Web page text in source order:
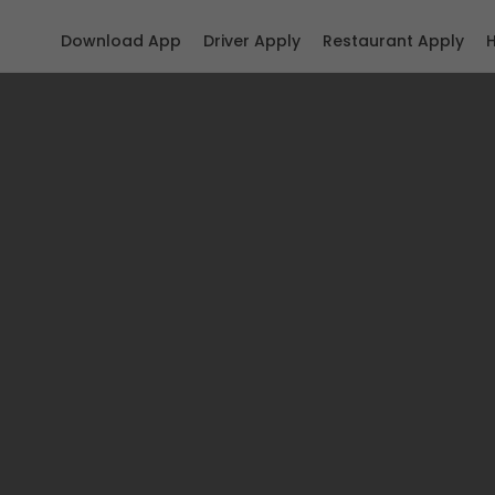
Restaurant Apply
Driver Apply
Download App